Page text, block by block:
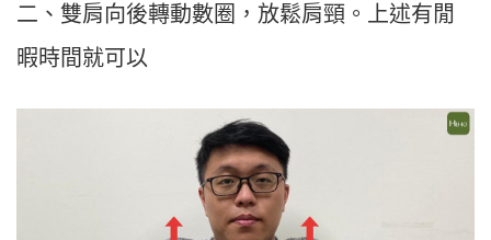
二、雙肩向後轉動數圈，放鬆肩頸。上述有閒
暇時間就可以